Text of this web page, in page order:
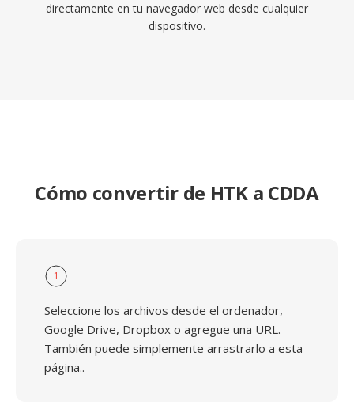
directamente en tu navegador web desde cualquier
dispositivo.
Cómo convertir de HTK a CDDA
1
Seleccione los archivos desde el ordenador,
Google Drive, Dropbox o agregue una URL.
También puede simplemente arrastrarlo a esta
página..